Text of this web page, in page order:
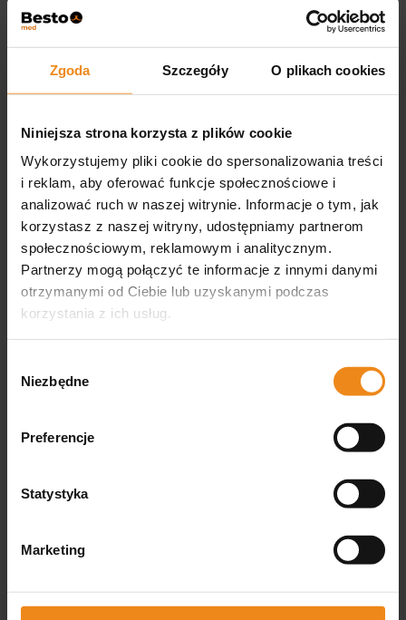
Zgoda Szczegóły O plikach cookies
Niniejsza strona korzysta z plików cookie
Wykorzystujemy pliki cookie do spersonalizowania treści
i reklam, aby oferować funkcje społecznościowe i
analizować ruch w naszej witrynie. Informacje o tym, jak
korzystasz z naszej witryny, udostępniamy partnerom
społecznościowym, reklamowym i analitycznym.
Partnerzy mogą połączyć te informacje z innymi danymi
otrzymanymi od Ciebie lub uzyskanymi podczas
korzystania z ich usług.
zgody
Niezbędne
Preferencje
Statystyka
Marketing
waga fartucha: 6kg, długość: 120 cm
Fartuch ochronny do rentgena - Instrukcja
Opinie
Produkt nie posiada recenzji
Może zainteresują Cię inne ocenione produkty
Jak zbieramy opinie?
podgląd